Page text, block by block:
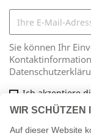
Sie können Ihr
Ich akzeptiere
und die